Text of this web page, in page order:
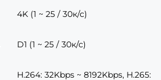
4K (1 ~ 25 / 30к/с)
D1 (1 ~ 25 / 30к/с)
H.264: 32Kbps ~ 8192Kbps, H.265: